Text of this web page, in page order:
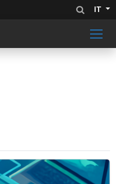
IT